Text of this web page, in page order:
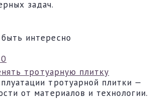
задач.
интересно
0
тротуарную плитку
тротуарной плитки —
от материалов и технологии.